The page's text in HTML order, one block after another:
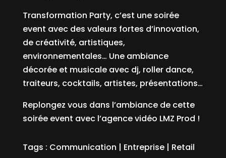
Transformation Party, c’est une soirée
event avec des valeurs fortes d’innovation,
de créativité, artistiques,
environnementales… Une ambiance
décorée et musicale avec dj, roller dance,
traiteurs, cocktails, artistes, présentations…
Replongez vous dans l’ambiance de cette
soirée event avec l’agence vidéo LMZ Prod !
Tags : Communication | Entreprise| Retail